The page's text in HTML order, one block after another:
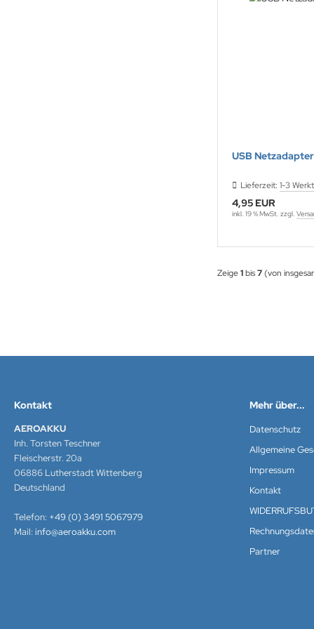
USB
Lieferzeit: 1-3
4,95 EUR
inkl. 19 % MwSt. zzgl.
Zeige1bis7(von
Kontakt
AEROAKKU
Inh. Torsten Teschner
Fleischerstr. 20a
06886 Lutherstadt Wittenberg
Deutschland
Telefon: +49 (0) 3491 5067979
Mail:info@aeroakku.com
Mehr über...
Datenschutz
Allgemeine
Impressum
Kontakt
Partner
Air